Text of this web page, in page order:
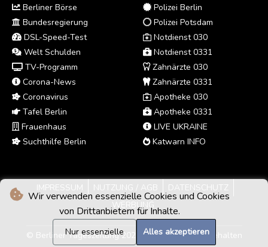
Wir verwenden essenzielle Cookies und Cookies
von Drittanbietern für Inhalte.
Nur essenzielle Alles akzeptieren
Berliner Börse
Bundesregierung
DSL-Speed-Test
Welt Schulden
TV-Programm
Corona-News
Coronavirus
Tafel Berlin
Frauenhaus
Suchthilfe Berlin
Polizei Berlin
Polizei Potsdam
Notdienst 030
Notdienst 0331
Zahnärzte 030
Zahnärzte 0331
Apotheke 030
Apotheke 0331
LIVE UKRAINE
Katwarn INFO
IMPRESSUM NUTZUNG / AGB
DATENSCHUTZ
WERBUNG
© Berliner Tageszeitung 2026 - Alle Rechte vorbehalten